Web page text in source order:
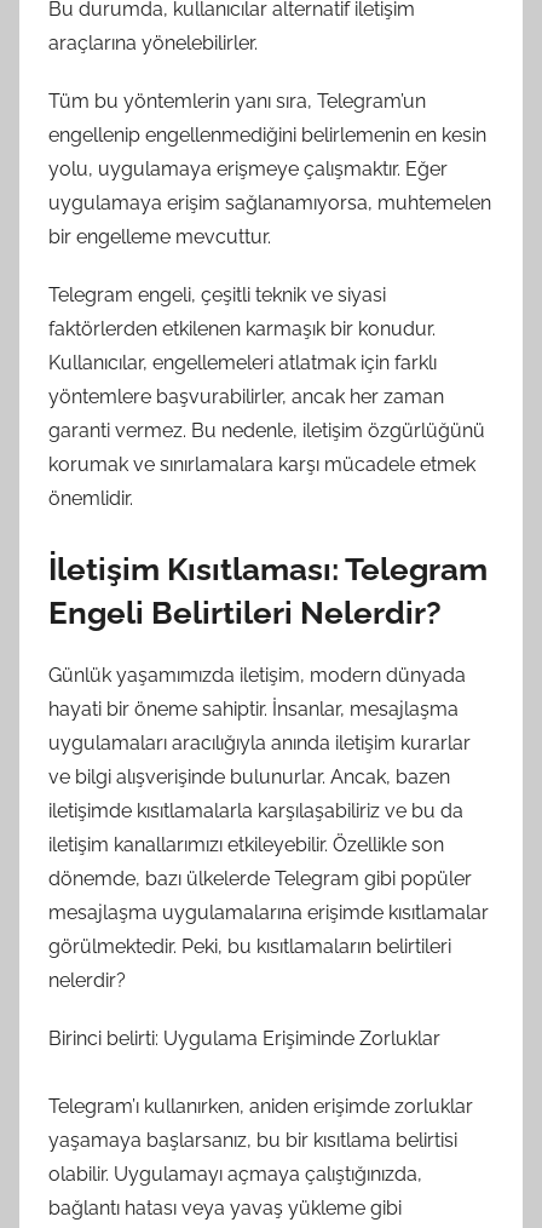
Bu durumda, kullanıcılar alternatif iletişim
araçlarına yönelebilirler.
Tüm bu yöntemlerin yanı sıra, Telegram’un
engellenip engellenmediğini belirlemenin en kesin
yolu, uygulamaya erişmeye çalışmaktır. Eğer
uygulamaya erişim sağlanamıyorsa, muhtemelen
bir engelleme mevcuttur.
Telegram engeli, çeşitli teknik ve siyasi
faktörlerden etkilenen karmaşık bir konudur.
Kullanıcılar, engellemeleri atlatmak için farklı
yöntemlere başvurabilirler, ancak her zaman
garanti vermez. Bu nedenle, iletişim özgürlüğünü
korumak ve sınırlamalara karşı mücadele etmek
önemlidir.
İletişim Kısıtlaması: Telegram
Engeli Belirtileri Nelerdir?
Günlük yaşamımızda iletişim, modern dünyada
hayati bir öneme sahiptir. İnsanlar, mesajlaşma
uygulamaları aracılığıyla anında iletişim kurarlar
ve bilgi alışverişinde bulunurlar. Ancak, bazen
iletişimde kısıtlamalarla karşılaşabiliriz ve bu da
iletişim kanallarımızı etkileyebilir. Özellikle son
dönemde, bazı ülkelerde Telegram gibi popüler
mesajlaşma uygulamalarına erişimde kısıtlamalar
görülmektedir. Peki, bu kısıtlamaların belirtileri
nelerdir?
Birinci belirti: Uygulama Erişiminde Zorluklar
Telegram’ı kullanırken, aniden erişimde zorluklar
yaşamaya başlarsanız, bu bir kısıtlama belirtisi
olabilir. Uygulamayı açmaya çalıştığınızda,
bağlantı hatası veya yavaş yükleme gibi